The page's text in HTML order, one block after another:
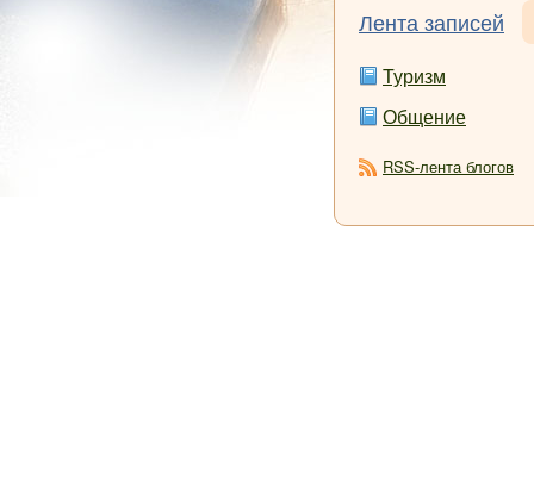
Лента записей
Туризм
Общение
RSS-лента блогов